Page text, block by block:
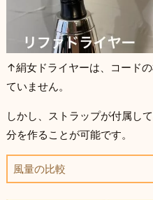
↑絹女ドライヤーは、コード
ていません。
しかし、ストラップが付属し
分を作ることが可能です。
風量の比較